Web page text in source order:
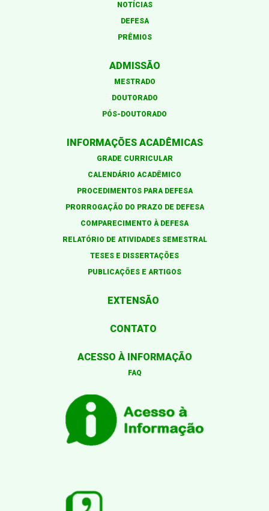
NOTÍCIAS
DEFESA
PRÊMIOS
ADMISSÃO
MESTRADO
DOUTORADO
PÓS-DOUTORADO
INFORMAÇÕES ACADÊMICAS
GRADE CURRICULAR
CALENDÁRIO ACADÊMICO
PROCEDIMENTOS PARA DEFESA
PRORROGAÇÃO DO PRAZO DE DEFESA
COMPARECIMENTO À DEFESA
RELATÓRIO DE ATIVIDADES SEMESTRAL
TESES E DISSERTAÇÕES
PUBLICAÇÕES E ARTIGOS
EXTENSÃO
CONTATO
ACESSO À INFORMAÇÃO
FAQ